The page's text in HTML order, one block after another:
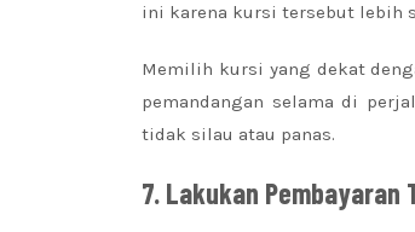
ini karena kursi tersebut lebih
Memilih kursi yang dekat
pemandangan selama di
tidak silau atau panas.
7. Lakukan